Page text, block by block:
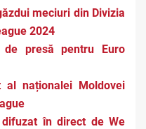
meciuri din Divizia
2024
presă pentru Euro
naționalei Moldovei
în direct de We